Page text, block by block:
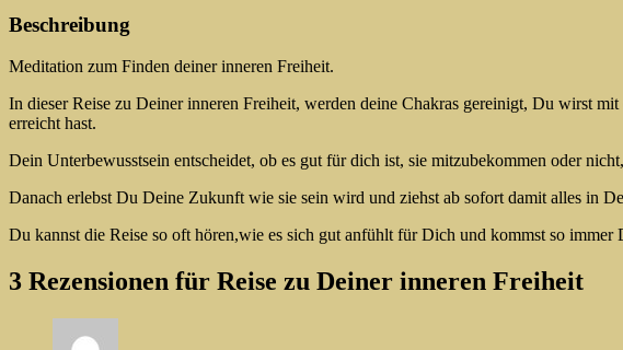
Beschreibung
Meditation zum Finden deiner inneren Freiheit.
In dieser Reise zu Deiner inneren Freiheit, werden deine Chakras gereinigt, Du wirst
erreicht hast.
Dein Unterbewusstsein entscheidet, ob es gut für dich ist, sie mitzubekommen oder
Danach erlebst Du Deine Zukunft wie sie sein wird und ziehst ab sofort damit alles in
Du kannst die Reise so oft hören,wie es sich gut anfühlt für Dich und kommst so
3 Rezensionen für Reise zu Deiner inneren Freiheit